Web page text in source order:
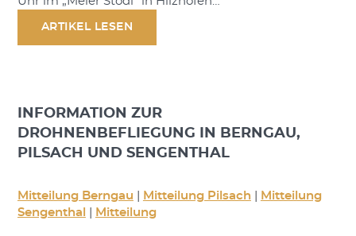
ARTIKEL LESEN
INFORMATION ZUR
DROHNENBEFLIEGUNG IN BERNGAU,
PILSACH UND SENGENTHAL
Mitteilung Berngau Mitteilung Pilsach
Mitteilung
Sengenthal
Mitteilung